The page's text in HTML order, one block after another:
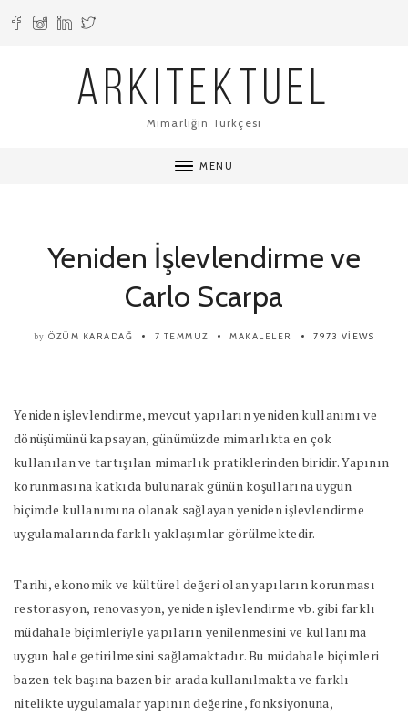
ARKITEKTUEL
Mimarlığın Türkçesi
MENU
Yeniden İşlevlendirme ve
Carlo Scarpa
by ÖZÜM KARADAĞ 7 TEMMUZ MAKALELER 7973 VIEWS
Yeniden işlevlendirme, mevcut yapıların yeniden kullanımı ve
dönüşümünü kapsayan, günümüzde mimarlıkta en çok
kullanılan ve tartışılan mimarlık pratiklerinden biridir. Yapının
korunmasına katkıda bulunarak günün koşullarına uygun
biçimde kullanımına olanak sağlayan yeniden işlevlendirme
uygulamalarında farklı yaklaşımlar görülmektedir.
Tarihi, ekonomik ve kültürel değeri olan yapıların korunması
restorasyon, renovasyon, yeniden işlevlendirme vb. gibi farklı
müdahale biçimleriyle yapıların yenilenmesini ve kullanıma
uygun hale getirilmesini sağlamaktadır. Bu müdahale biçimleri
bazen tek başına bazen bir arada kullanılmakta ve farklı
nitelikte uygulamalar yapının değerine, fonksiyonuna,